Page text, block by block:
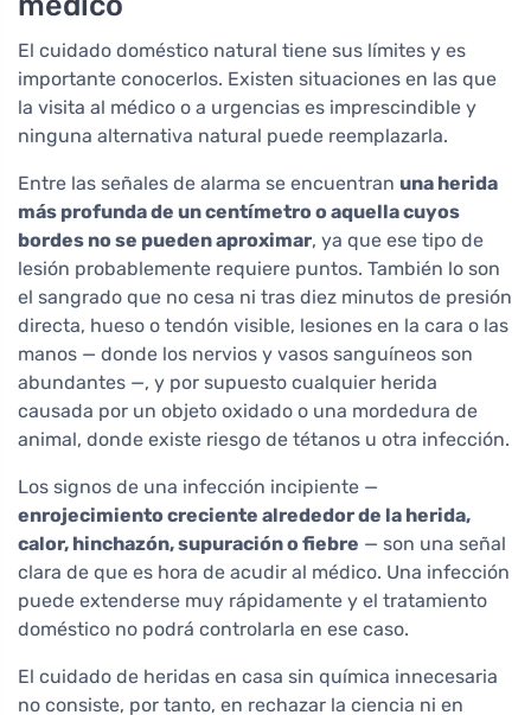
El cuidado doméstico natural tiene sus límites y es
importante conocerlos. Existen situaciones en las que
la visita al médico o a urgencias es imprescindible y
ninguna alternativa natural puede reemplazarla.
Entre las señales de alarma se encuentran una herida
más profunda de un centímetro o aquella cuyos
bordes no se pueden aproximar, ya que ese tipo de
lesión probablemente requiere puntos. También lo son
el sangrado que no cesa ni tras diez minutos de presión
directa, hueso o tendón visible, lesiones en la cara o las
manos — donde los nervios y vasos sanguíneos son
abundantes —, y por supuesto cualquier herida
causada por un objeto oxidado o una mordedura de
animal, donde existe riesgo de tétanos u otra infección.
Los signos de una infección incipiente —
enrojecimiento creciente alrededor de la herida,
calor, hinchazón, supuración o fiebre — son una señal
clara de que es hora de acudir al médico. Una infección
puede extenderse muy rápidamente y el tratamiento
doméstico no podrá controlarla en ese caso.
El cuidado de heridas en casa sin química innecesaria
no consiste, por tanto, en rechazar la ciencia ni en